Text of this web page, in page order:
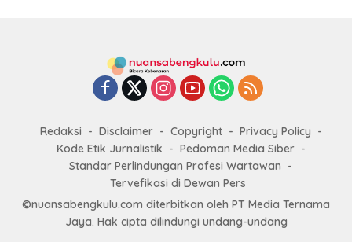
Redaksi Disclaimer Copyright
Privacy Policy
Kode Etik Jurnalistik
Pedoman Media Siber
Standar Perlindungan Profesi Wartawan
Tervefikasi di Dewan Pers
©nuansabengkulu.com diterbitkan oleh PT Media Ternama
Jaya. Hak cipta dilindungi undang-undang